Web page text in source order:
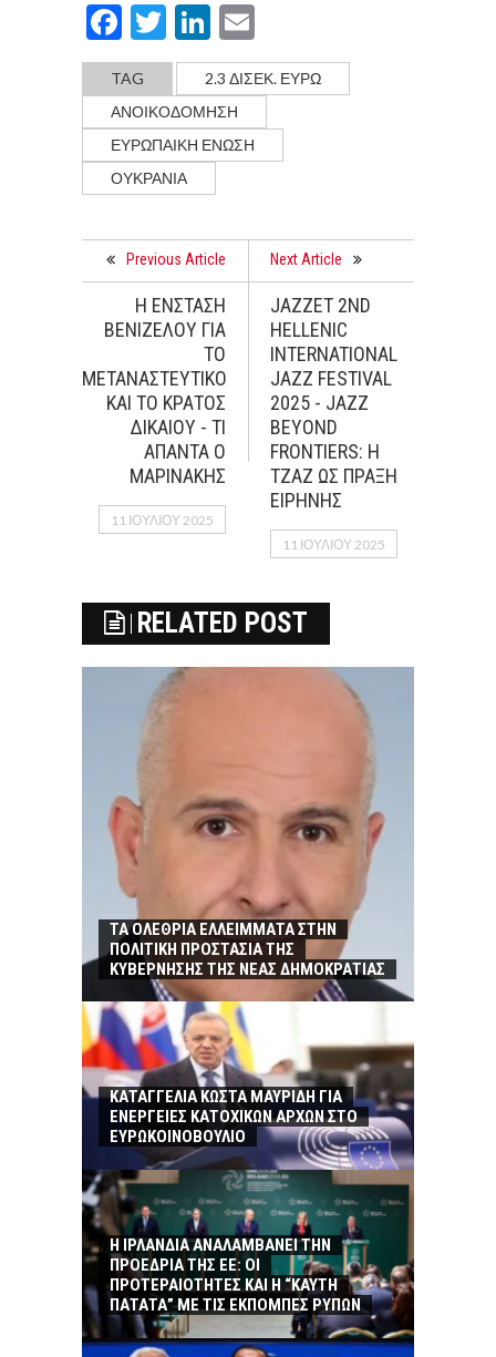
Facebook
TwitterLinkedIn
TAG
2.3 ΔΙΣΕΚ. ΕΥΡΩ
ΑΝΟΙΚΟΔΟΜΗΣΗ
ΕΥΡΩΠΑΙΚΗ ΕΝΩΣΗ
ΟΥΚΡΑΝΙΑ
Previous Article
Η ΕΝΣΤΑΣΗ
ΒΕΝΙΖΕΛΟΥ ΓΙΑ
ΤΟ
ΜΕΤΑΝΑΣΤΕΥΤΙΚΟ
ΚΑΙ ΤΟ ΚΡΑΤΟΣ
ΔΙΚΑΙΟΥ - ΤΙ
ΑΠΑΝΤΑ Ο
ΜΑΡΙΝΑΚΗΣ
11 ΙΟΥΛΊΟΥ 2025
Next Article
JAZZET 2ND
HELLENIC
INTERNATIONAL
JAZZ FESTIVAL
2025 - JAZZ
BEYOND
FRONTIERS: Η
ΤΖΑΖ ΩΣ ΠΡΑΞΗ
ΕΙΡΗΝΗΣ
11 ΙΟΥΛΊΟΥ 2025
RELATED POST
ΤΑ ΟΛΕΘΡΙΑ ΕΛΛΕΙΜΜΑΤΑ ΣΤΗΝ
ΠΟΛΙΤΙΚΗ ΠΡΟΣΤΑΣΙΑ ΤΗΣ
ΚΥΒΕΡΝΗΣΗΣ ΤΗΣ ΝΕΑΣ ΔΗΜΟΚΡΑΤΙΑΣ
ΚΑΤΑΓΓΕΛΙΑ ΚΩΣΤΑ ΜΑΥΡΙΔΗ ΓΙΑ
ΕΝΕΡΓΕΙΕΣ ΚΑΤΟΧΙΚΩΝ ΑΡΧΩΝ ΣΤΟ
ΕΥΡΩΚΟΙΝΟΒΟΥΛΙΟ
Η ΙΡΛΑΝΔΙΑ ΑΝΑΛΑΜΒΑΝΕΙ ΤΗΝ
ΠΡΟΕΔΡΙΑ ΤΗΣ ΕΕ: ΟΙ
ΠΡΟΤΕΡΑΙΟΤΗΤΕΣ ΚΑΙ Η “ΚΑΥΤΗ
ΠΑΤΑΤΑ” ΜΕ ΤΙΣ ΕΚΠΟΜΠΕΣ ΡΥΠΩΝ